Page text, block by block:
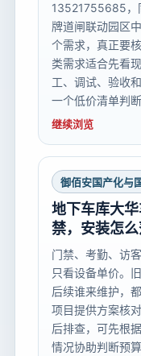
13521755685，
牌道闸联动园区
个需求，真正要
类需求适合先看
工、调试、验收
一个低价清单判
继续浏览
御佰安国产化与
地下车库大
禁，安装怎
门禁、考勤、访
只看设备单价。
后续谁来维护，
项目提供方案核
后排查，可先根
情况协助判断预